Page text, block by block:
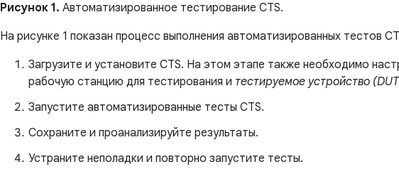
Рисунок 1. Автоматизированное тестирование CTS.
На рисунке 1 показан процесс выполнения автоматизированных тестов
Загрузите и установите CTS. На этом этапе также необходимо
рабочую станцию ​​для тестирования и тестируемое устройство
Запустите автоматизированные тесты CTS.
Сохраните и проанализируйте результаты.
Устраните неполадки и повторно запустите тесты.